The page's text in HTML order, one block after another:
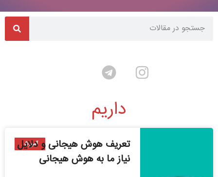
داریم
آموزش
تعریف هوش هیجانی و دلایل
نیاز ما به هوش هیجانی